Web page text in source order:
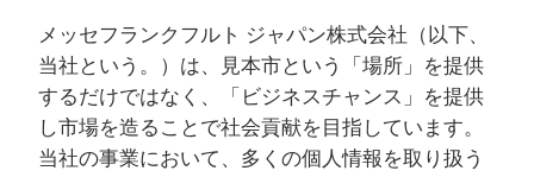
メッセフランクフルト ジャパン株式会社（以下、
当社という。）は、見本市という「場所」を提供
するだけではなく、「ビジネスチャンス」を提供
し市場を造ることで社会貢献を目指しています。
当社の事業において、多くの個人情報を取り扱う